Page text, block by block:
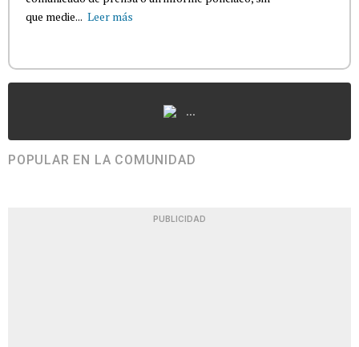
que medie... Leer más
...
POPULAR EN LA COMUNIDAD
PUBLICIDAD